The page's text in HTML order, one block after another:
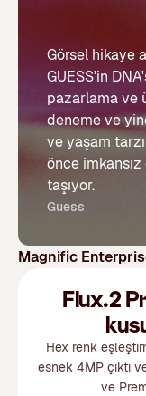
Görsel hikaye
GUESS'in
pazarlama ve
deneme ve
ve yaşam
önce
taşıyor.
Guess
Magnific
Flux.2
Hex renk
esnek 4MP çıktı
ve